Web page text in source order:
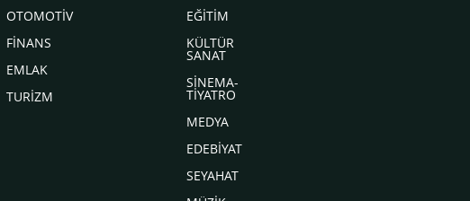
OTOMOTİV
FİNANS
EMLAK
TURİZM
EĞİTİM
KÜLTÜR
SANAT
SİNEMA-
TİYATRO
MEDYA
EDEBİYAT
SEYAHAT